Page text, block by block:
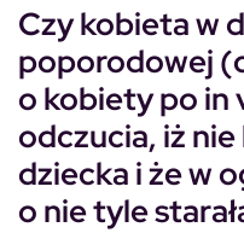
Czy kobieta w
poporodowej
o kobiety po in
odczucia, iż
dziecka i że w
o nie tyle